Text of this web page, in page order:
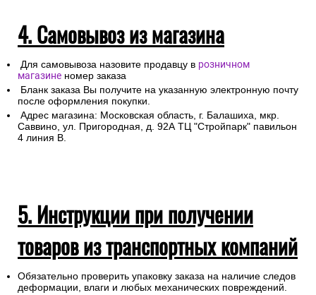
4. Самовывоз из магазина
Для самовывоза назовите продавцу в розничном
магазине номер заказа
Бланк заказа Вы получите на указанную электронную почту
после оформления покупки.
Адрес магазина: Московская область, г. Балашиха, мкр.
Саввино, ул. Пригородная, д. 92А ТЦ "Стройпарк" павильон
4 линия В.
5. Инструкции при получении
товаров из транспортных компаний
Обязательно проверить упаковку заказа на наличие следов
деформации, влаги и любых механических повреждений.